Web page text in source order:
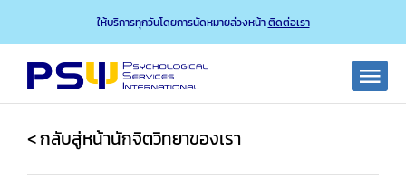
to
content
ให้บริการทุกวันโดยการนัดหมายล่วงหน้าติดต่อเรา
เกี่ยวกับเรา
< กลับสู่หน้านักจิตวิทยาของเรา